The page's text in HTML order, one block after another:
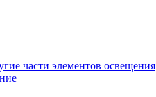
части элементов освещения